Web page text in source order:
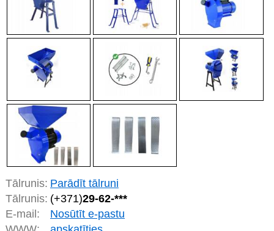
Tālrunis: Parādīt tālruni
Tālrunis: (+371)29-62-***
E-mail:
Nosūtīt e-pastu